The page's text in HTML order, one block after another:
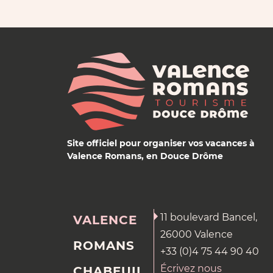
Site officiel pour organiser vos vacances à
Valence Romans, en Douce Drôme
VALENCE
ROMANS
11 boulevard Bancel,
26000 Valence
+33 (0)4 75 44 90 40
Écrivez nous